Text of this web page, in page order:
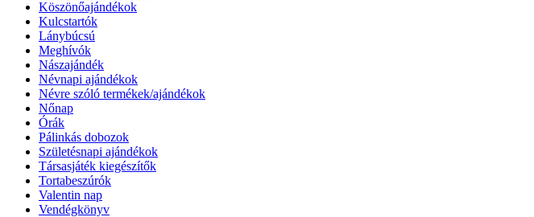
Köszönőajándékok
Kulcstartók
Lánybúcsú
Meghívók
Nászajándék
Névnapi ajándékok
Névre szóló termékek/ajándékok
Nőnap
Órák
Pálinkás dobozok
Születésnapi ajándékok
Társasjáték kiegészítők
Tortabeszúrók
Valentin nap
Vendégkönyv